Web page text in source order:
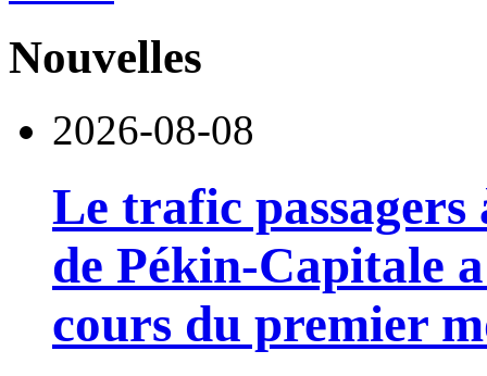
Nouvelles
2026-08-08
Le trafic
de Pékin-Capitale
cours du premier